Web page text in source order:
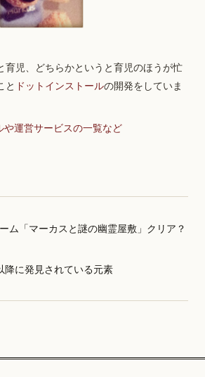
育児、どちらかというと育児のほうが忙
と ドットインストールの開発をしていま
や運営サービスの一覧など
ム「マーカスと謎の幽霊屋敷」クリア？
降に発見されている元素